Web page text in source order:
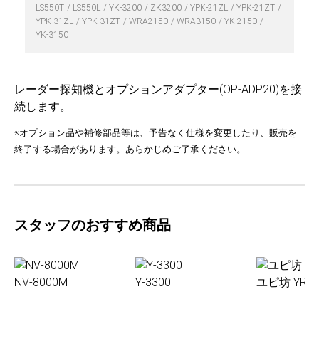
LS550T
LS550L YK-3200 ZK3200 YPK-21ZL
YPK-21ZT
YPK-31ZL
YPK-31ZT WRA2150 WRA3150
YK-2150
YK-3150
レーダー探知機とオプションアダプター(OP-ADP20)を接
続します。
※オプション品や補修部品等は、予告なく仕様を変更したり、販売を
終了する場合があります。あらかじめご了承ください。
スタッフのおすすめ商品
NV-8000M Y-3300 ユピ坊 YR-